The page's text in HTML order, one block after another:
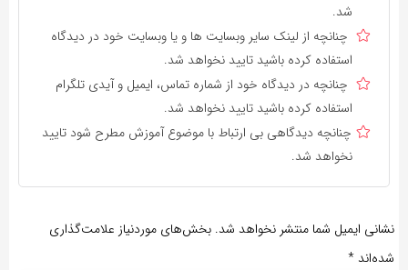
شد.
چنانچه از لینک سایر وبسایت ها و یا وبسایت خود در دیدگاه
استفاده کرده باشید تایید نخواهد شد.
چنانچه در دیدگاه خود از شماره تماس، ایمیل و آیدی تلگرام
استفاده کرده باشید تایید نخواهد شد.
چنانچه دیدگاهی بی ارتباط با موضوع آموزش مطرح شود تایید
نخواهد شد.
نشانی ایمیل شما منتشر نخواهد شد. بخش‌های موردنیاز علامت‌گذاری
شده‌اند *